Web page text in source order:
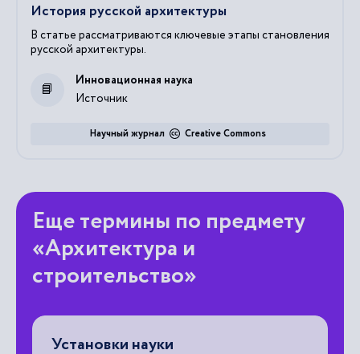
История русской архитектуры
В статье рассматриваются ключевые этапы становления
русской архитектуры.
Источник
Инновационная наука
Creative Commons
Научный журнал
Еще термины по предмету
«Архитектура и
строительство»
Установки науки